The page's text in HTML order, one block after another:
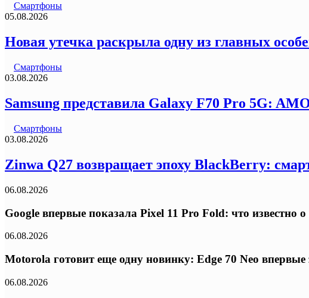
Смартфоны
05.08.2026
Новая утечка раскрыла одну из главных
Смартфоны
03.08.2026
Samsung представила Galaxy F70 Pro 5G:
Смартфоны
03.08.2026
Zinwa Q27 возвращает эпоху BlackBerry:
06.08.2026
Google впервые показала Pixel 11 Pro Fold: что известно
06.08.2026
Motorola готовит еще одну новинку: Edge 70 Neo впервые
06.08.2026